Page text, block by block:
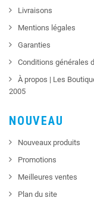
Livraisons
Mentions légales
Garanties
Conditions générales
À propos | Les
2005
NOUVEAU
Nouveaux produits
Promotions
Meilleures ventes
Plan du site